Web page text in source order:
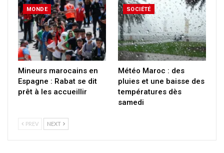
MONDE
Mineurs marocains en
Espagne : Rabat se dit
prêt à les accueillir
SOCIÉTÉ
Météo Maroc : des
pluies et une baisse des
températures dès
samedi
PREV NEXT